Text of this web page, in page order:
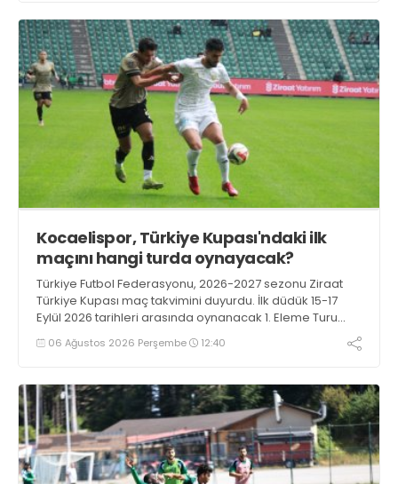
Kocaelispor, Türkiye Kupası'ndaki ilk
maçını hangi turda oynayacak?
Türkiye Futbol Federasyonu, 2026-2027 sezonu Ziraat
Türkiye Kupası maç takvimini duyurdu. İlk düdük 15-17
Eylül 2026 tarihleri arasında oynanacak 1. Eleme Turu
karşılaşmalarıyla çalacak.
06 Ağustos 2026 Perşembe 12:40